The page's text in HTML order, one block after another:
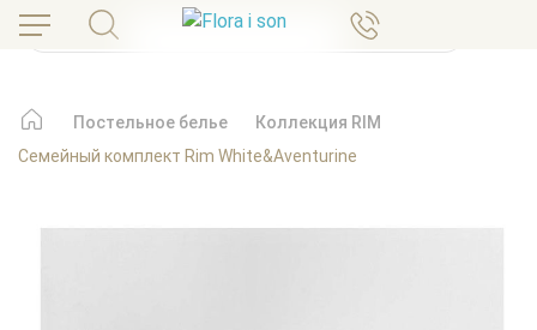
Постельное белье
Коллекция RIM
Семейный комплект Rim White&Aventurine